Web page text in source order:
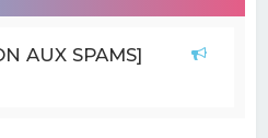
AUX SPAMS]